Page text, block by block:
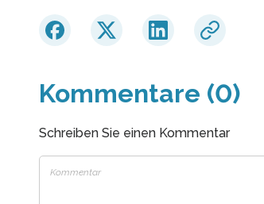
Kommentare (0)
Schreiben Sie einen Kommentar